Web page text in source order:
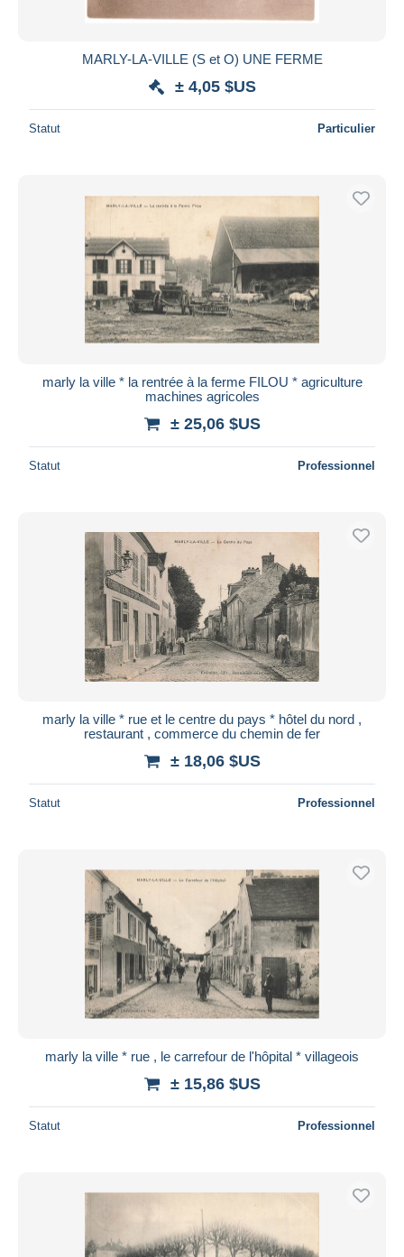
MARLY-LA-VILLE (S et O) UNE FERME
± 4,05 $US
Statut Particulier
marly la ville * la rentrée à la ferme FILOU * agriculture
machines agricoles
± 25,06 $US
Statut Professionnel
marly la ville * rue et le centre du pays * hôtel du nord ,
restaurant , commerce du chemin de fer
± 18,06 $US
Statut Professionnel
marly la ville * rue , le carrefour de l'hôpital * villageois
± 15,86 $US
Statut Professionnel